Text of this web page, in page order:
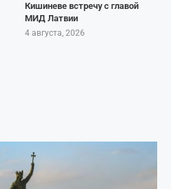
Кишиневе встречу с главой
МИД Латвии
4 августа, 2026